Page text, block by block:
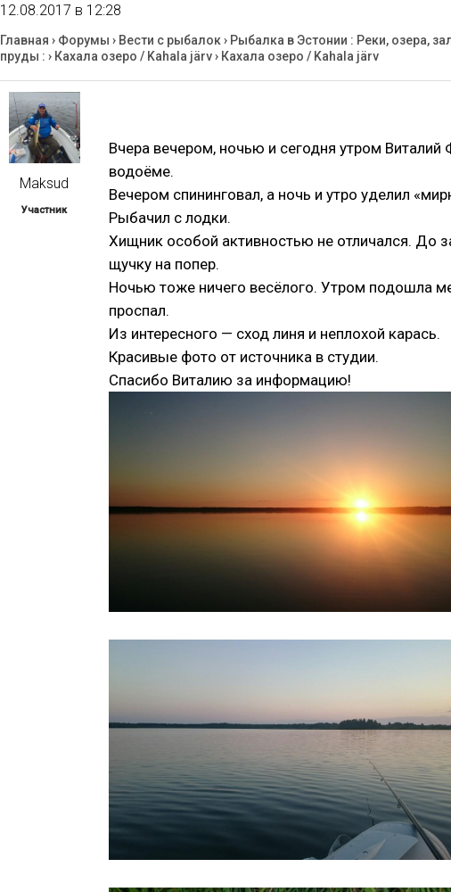
12.08.2017 в 12:28
Главная › Форумы › Вести с рыбалок› Рыбалка в Эстонии : Реки, озера,
пруды : › Кахала озеро / Kahala järv› Кахала озеро / Kahala järv
Maksud
Участник
Вчера вечером, ночью и сегодня утром
водоёме.
Вечером спининговал, а ночь и утро уделил
Рыбачил с лодки.
Хищник особой активностью не отличался. До
щучку на попер.
Ночью тоже ничего весёлого. Утром подошла
проспал.
Из интересного — сход линя и неплохой карась.
Красивые фото от источника в студии.
Спасибо Виталию за информацию!